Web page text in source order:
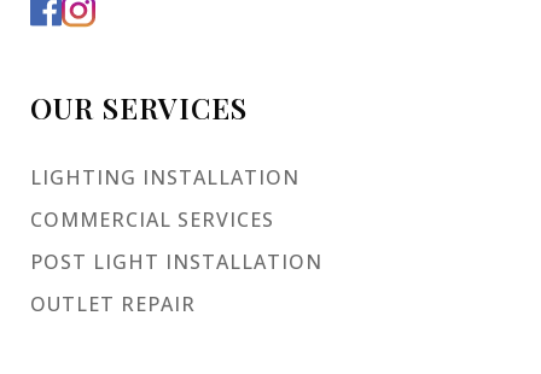
OUR SERVICES
LIGHTING INSTALLATION
COMMERCIAL SERVICES
POST LIGHT INSTALLATION
OUTLET REPAIR